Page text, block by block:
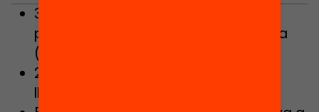
30% de l’alumnat català de 4t de
primària té baixa comprensió lectora
(mitjana UE: 23%).
27% de l’alumnat assoleix nivells alts,
lluny del 40% europeu.